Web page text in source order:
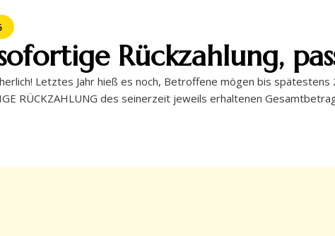
Rückzahlung,
Letztes Jahr hieß es noch, Betroffene mögen bis
RÜCKZAHLUNG des seinerzeit jeweils erhaltenen